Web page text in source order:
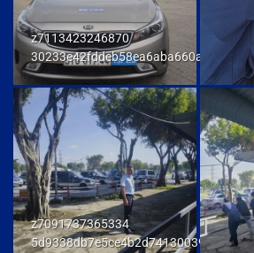
z7113423246870
30233e42fddeb58ea6aba660ab436cb9
z7091737365334
5d9338db7e5ce4b2d741300392f80174